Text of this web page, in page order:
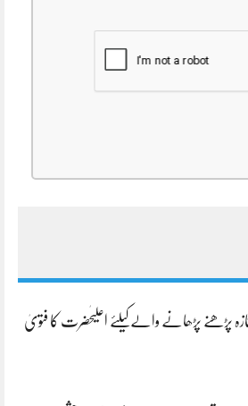
پڑھنے پڑھانے والےکیلئے اعلیٰحضرت کا فتویٰ